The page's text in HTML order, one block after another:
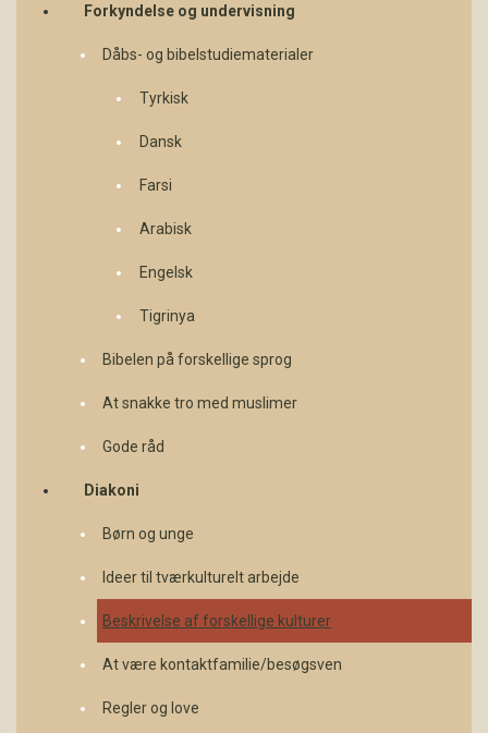
Forkyndelse og undervisning
Dåbs- og bibelstudiematerialer
Tyrkisk
Dansk
Farsi
Arabisk
Engelsk
Tigrinya
Bibelen på forskellige sprog
At snakke tro med muslimer
Gode råd
Diakoni
Børn og unge
Ideer til tværkulturelt arbejde
Beskrivelse af forskellige kulturer
At være kontaktfamilie/besøgsven
Regler og love